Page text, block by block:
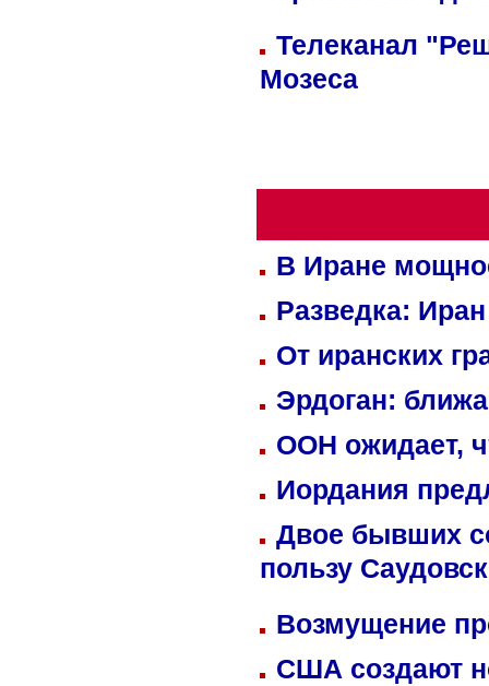
Телеканал
Мозеса
В Иране
Разведка:
От иранских
Эрдоган:
ООН ожидает,
Иордания
Двое бывших
пользу
Возмущение
США создают